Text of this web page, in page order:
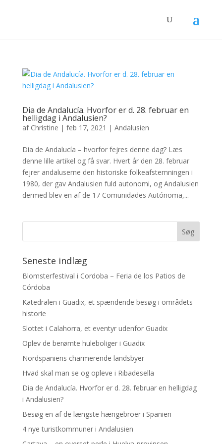
Dia de Andalucía. Hvorfor er d. 28. februar en
helligdag i Andalusien?
af Christine | feb 17, 2021 | Andalusien
Dia de Andalucía – hvorfor fejres denne dag? Læs
denne lille artikel og få svar. Hvert år den 28. februar
fejrer andaluserne den historiske folkeafstemningen i
1980, der gav Andalusien fuld autonomi, og Andalusien
dermed blev en af de 17 Comunidades Autónoma,...
Seneste indlæg
Blomsterfestival i Cordoba – Feria de los Patios de
Córdoba
Katedralen i Guadix, et spændende besøg i områdets
historie
Slottet i Calahorra, et eventyr udenfor Guadix
Oplev de berømte huleboliger i Guadix
Nordspaniens charmerende landsbyer
Hvad skal man se og opleve i Ribadesella
Dia de Andalucía. Hvorfor er d. 28. februar en helligdag
i Andalusien?
Besøg en af de længste hængebroer i Spanien
4 nye turistkommuner i Andalusien